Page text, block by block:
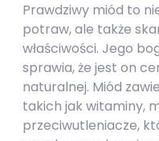
Prawdziwy miód to
potraw, ale także
właściwości. Jego
sprawia, że jest on
naturalnej. Miód
takich jak witaminy,
przeciwutleniacze,